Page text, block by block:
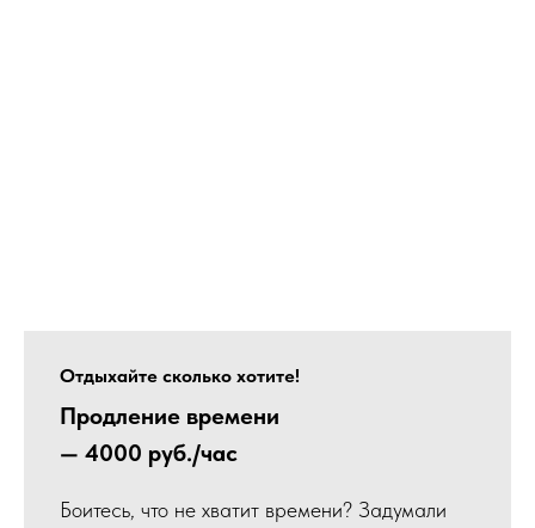
Отдыхайте сколько хотите!
Продление времени
— 4000 руб./час
Боитесь, что не хватит времени? Задумали